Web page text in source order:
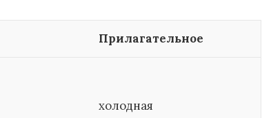
Прилагательное
холодная